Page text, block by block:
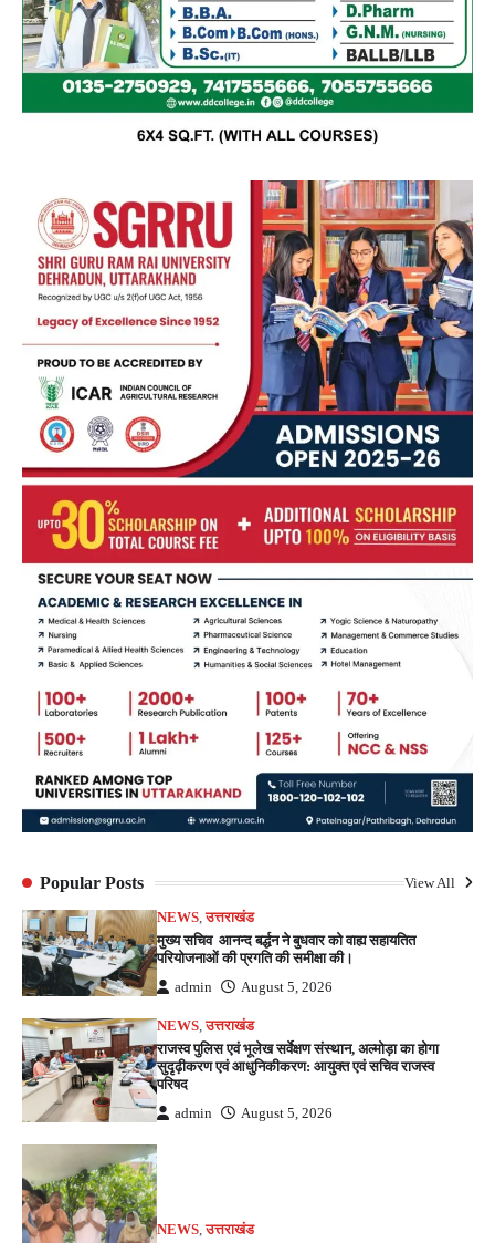
Popular Posts View All
NEWS,उत्तराखंड
मुख्य सचिव आनन्द बर्द्धन ने बुधवार को वाह्य सहायतित
परियोजनाओं की प्रगति की समीक्षा की।
admin August 5, 2026
NEWS,उत्तराखंड
राजस्व पुलिस एवं भूलेख सर्वेक्षण संस्थान, अल्मोड़ा का होगा
सुदृढ़ीकरण एवं आधुनिकीकरण: आयुक्त एवं सचिव राजस्व
परिषद
admin August 5, 2026
NEWS,उत्तराखंड